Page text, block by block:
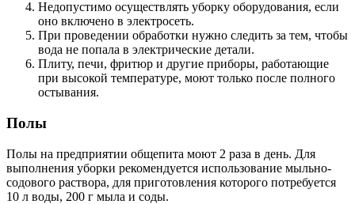
Недопустимо осуществлять уборку оборудования, если
оно включено в электросеть.
При проведении обработки нужно следить за тем, чтобы
вода не попала в электрические детали.
Плиту, печи, фритюр и другие приборы, работающие
при высокой температуре, моют только после полного
остывания.
Полы
Полы на предприятии общепита моют 2 раза в день. Для
выполнения уборки рекомендуется использование мыльно-
содового раствора, для приготовления которого потребуется
10 л воды, 200 г мыла и соды.